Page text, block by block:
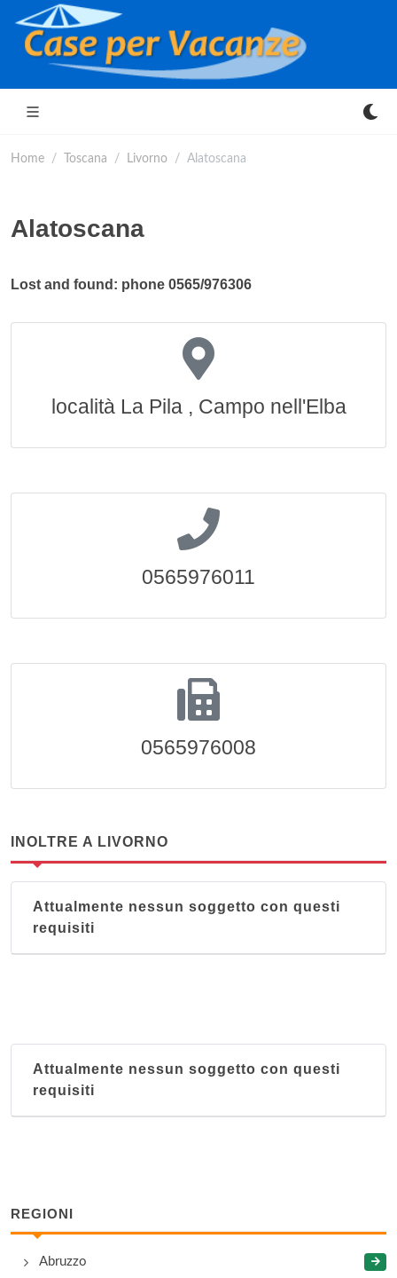
Home Toscana Livorno Alatoscana
Alatoscana
Lost and found: phone 0565/976306
località La Pila , Campo nell'Elba
0565976011
0565976008
INOLTRE A LIVORNO
Attualmente nessun soggetto con questi
requisiti
Attualmente nessun soggetto con questi
requisiti
REGIONI
Abruzzo